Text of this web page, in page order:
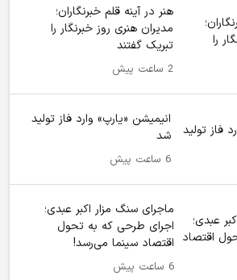
هنر در آینه قلم خبرنگاران؛
مدیران هنری روز خبرنگار را
تبریک گفتند
2 ساعت پیش
انیمیشن «یارپ» وارد فاز تولید
شد
6 ساعت پیش
ماجرای سنگ مزار اکبر عبدی؛
اجرای طرحی که به تحول
اقتصاد سینما می‌رسد!
6 ساعت پیش